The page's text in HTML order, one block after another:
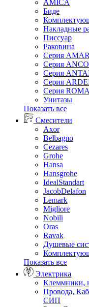
AMICA
Биде
Накладные
Писсуар
Раковина
Серия
Серия
Серия
Серия
Серия
Унитазы
Показать все
Смесители
Axor
Belbagno
Cezares
Grohe
Hansa
Hansgrohe
IdealStandart
JacobDelafon
Lemark
Migliore
Nobili
Oras
Ravak
Душевые
Показать все
Электрика
Клеммники,
Провода,
СИП